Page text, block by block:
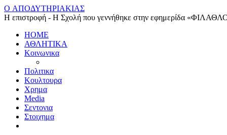
O ΑΠΟΔΥΤΗΡΙΑΚΙΑΣ
Η επιστροφή - Η Σχολή που γεννήθηκε στην εφημερίδα
HOME
ΑΘΛΗΤΙΚΑ
Κοινωνικα
Πολιτικα
Κουλτουρα
Χρημα
Media
Σεντονια
Στοιχημα